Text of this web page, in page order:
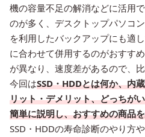
機の容量不足の解消などに活用
のが多く、デスクトップパソコ
を利用したバックアップにも適
に合わせて併用するのがおすす
が異なり、速度差があるので、
今回はSSD・HDDとは何か、内
リット・デメリット、どっちが
簡単に説明し、おすすめの商品
SSD・HDDの寿命診断のやり方